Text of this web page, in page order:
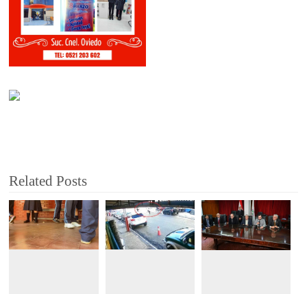
Related Posts